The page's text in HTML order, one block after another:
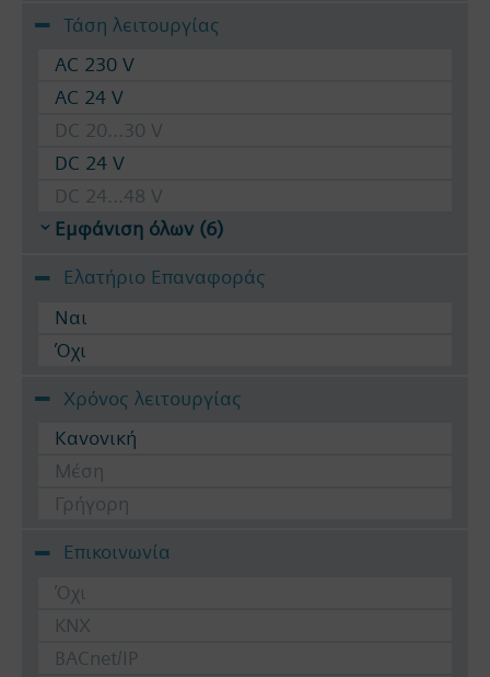
Τάση λειτουργίας
AC 230 V
AC 24 V
DC 20...30 V
DC 24 V
DC 24...48 V
Εμφάνιση όλων (6)
Ελατήριο Επαναφοράς
Ναι
Όχι
Χρόνος λειτουργίας
Κανονική
Μέση
Γρήγορη
Επικοινωνία
Όχι
KNX
BACnet/IP